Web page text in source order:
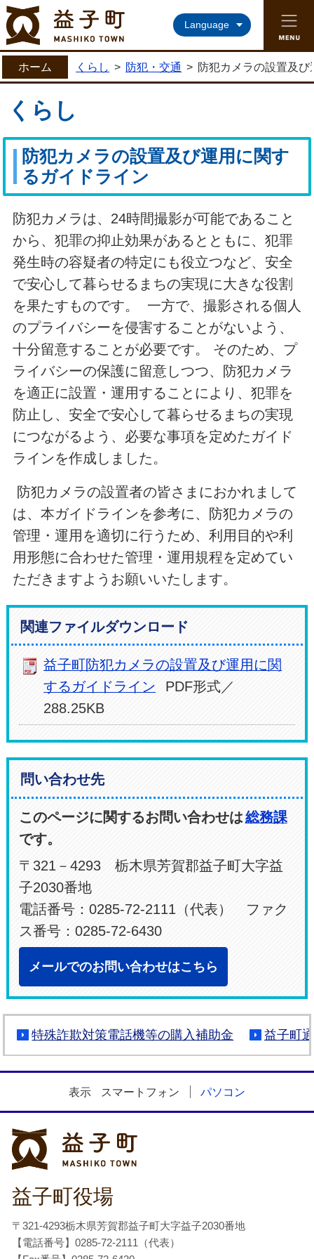
益子町ホームページ
Language
ホーム くらし > 防犯・交通 > 防犯カメラの設置及
くらし
防犯カメラの設置及び運用に関す
るガイドライン
防犯カメラは、24時間撮影が可能であること
から、犯罪の抑止効果があるとともに、犯罪
発生時の容疑者の特定にも役立つなど、安全
で安心して暮らせるまちの実現に大きな役割
を果たすものです。 一方で、撮影される個人
のプライバシーを侵害することがないよう、
十分留意することが必要です。 そのため、プ
ライバシーの保護に留意しつつ、防犯カメラ
を適正に設置・運用することにより、犯罪を
防止し、安全で安心して暮らせるまちの実現
につながるよう、必要な事項を定めたガイド
ラインを作成しました。
防犯カメラの設置者の皆さまにおかれまして
は、本ガイドラインを参考に、防犯カメラの
管理・運用を適切に行うため、利用目的や利
用形態に合わせた管理・運用規程を定めてい
ただきますようお願いいたします。
関連ファイルダウンロード
益子町防犯カメラの設置及び運用に関
するガイドライン
PDF形式／
288.25KB
問い合わせ先
このページに関するお問い合わせは総務課
です。
〒321－4293 栃木県芳賀郡益子町大字益
子2030番地
電話番号：0285-72-2111（代表） ファク
ス番号：0285-72-6430
メールでのお問い合わせはこちら
特殊詐欺対策電話機等の購入補助金 益子町
表示 スマートフォン パソコン
益子町役場
〒321-4293栃木県芳賀郡益子町大字益子2030番地
【電話番号】0285-72-2111（代表）